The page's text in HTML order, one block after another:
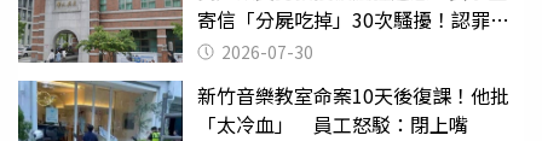
寄信「分屍吃掉」30次騷擾！認罪免
關 2026-07-30
新竹音樂教室命案10天後復課！他批
「太冷血」 員工怒駁：閉上嘴